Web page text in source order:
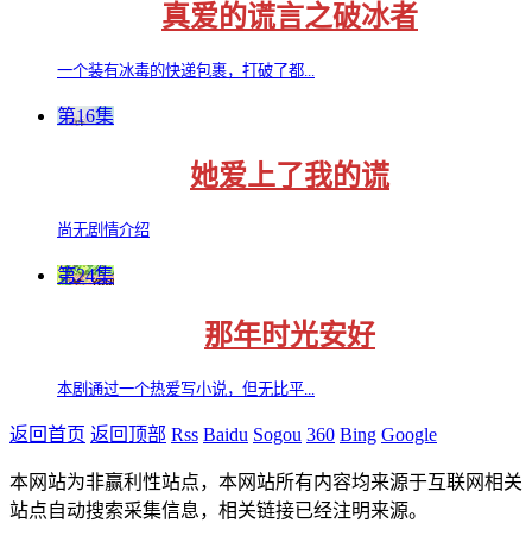
真爱的谎言之破冰者
一个装有冰毒的快递包裹，打破了都...
第16集
她爱上了我的谎
尚无剧情介绍
第24集
那年时光安好
本剧通过一个热爱写小说，但无比平...
返回首页 返回顶部 Rss Baidu Sogou 360 Bing Google
本网站为非赢利性站点，本网站所有内容均来源于互联网相关
站点自动搜索采集信息，相关链接已经注明来源。